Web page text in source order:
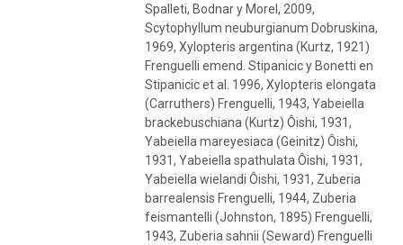
Spalleti, Bodnar y Morel, 2009,
Scytophyllum neuburgianum Dobruskina,
1969, Xylopteris argentina (Kurtz, 1921)
Frenguelli emend. Stipanicic y Bonetti en
Stipanicic et al. 1996, Xylopteris elongata
(Carruthers) Frenguelli, 1943, Yabeiella
brackebuschiana (Kurtz) Ôishi, 1931,
Yabeiella mareyesiaca (Geinitz) Ôishi,
1931, Yabeiella spathulata Ôishi, 1931,
Yabeiella wielandi Ôishi, 1931, Zuberia
barrealensis Frenguelli, 1944, Zuberia
feismantelli (Johnston, 1895) Frenguelli,
1943, Zuberia sahnii (Seward) Frenguelli